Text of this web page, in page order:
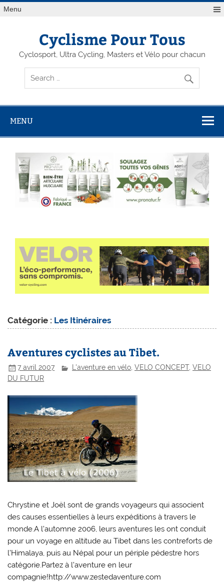
Menu
Cyclisme Pour Tous
Cyclosport, Ultra Cycling, Masters et Vélo pour chacun
MENU
Catégorie : Les Itinéraires
Aventures cyclistes au Tibet.
7 avril 2007 L'aventure en vélo,VELO CONCEPT,VELO
DU FUTUR
Chrystine et Joël sont de grands voyageurs qui associent
des causes essentielles à leurs expéditions à travers le
monde.A l’automne 2006, leurs aventures les ont conduit
pour un voyage en altitude au Tibet dans les contreforts de
l’Himalaya, puis au Népal pour un périple pédestre hors
catégorie.Partez à l’aventure en leur
compagnie!http://www.zestedaventure.com